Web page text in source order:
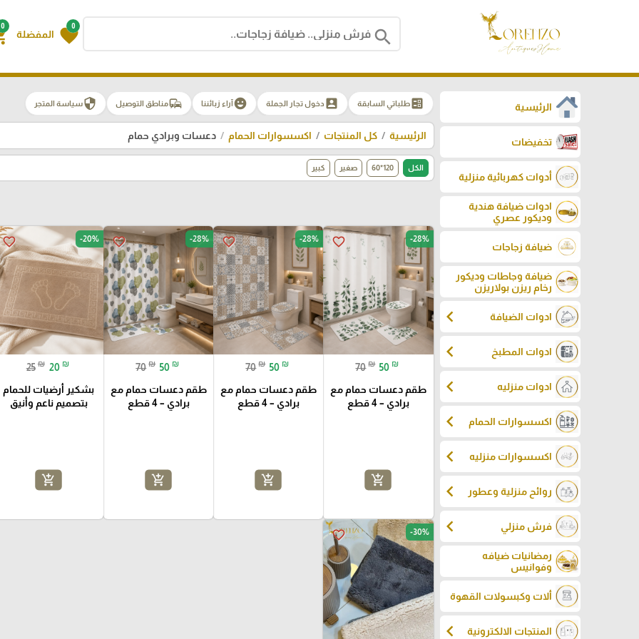
search
0
favorite المفضلة
0
الرئيسية
تخفيضات
أدوات كهربائية منزلية
ادوات ضيافة هندية
وديكور عصري
ضيافة زجاجات
ضيافة وجاطات وديكور
رخام ريزن بولاريزن
ادوات الضيافة chevron_left
ادوات المطبخ chevron_left
ادوات منزليه chevron_left
اكسسوارات الحمام chevron_left
اكسسوارات منزليه chevron_left
روائح منزلية وعطور chevron_left
فرش منزلي chevron_left
رمضانيات ضيافه
وفوانيس
ألات وكبسولات القهوة
المنتجات الالكترونية chevron_left
ballotطلباتي السابقة account_box دخول تجار الجملة emoji_emotionsآراء زبائننا commuteمناطق التوصيل securityسياسة المتجر
الرئيسية كل المنتجات اكسسوارات الحمام دعسات وبرادي حمام
الكل 120*60 صغير كبير
favorite_border -28%
70 ₪ 50 ₪
طقم دعسات حمام مع
برادي – 4 قطع
add_shopping_cart
favorite_border -28%
70 ₪ 50 ₪
طقم دعسات حمام مع
برادي – 4 قطع
add_shopping_cart
favorite_border -28%
70 ₪ 50 ₪
طقم دعسات حمام مع
برادي – 4 قطع
add_shopping_cart
favorite_border -20%
25 ₪ 20 ₪
بشكير أرضيات للحمام
بتصميم ناعم وأنيق
add_shopping_cart
favorite_border -30%